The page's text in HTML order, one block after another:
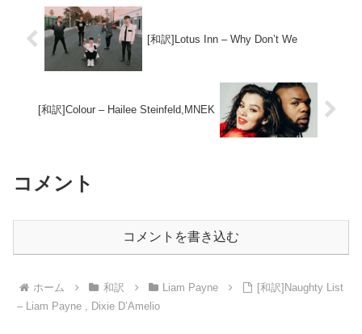
[和訳]Lotus Inn – Why Don’t We
[和訳]Colour – Hailee Steinfeld,MNEK
コメント
コメントを書き込む
ホーム 和訳 Liam Payne
[和訳]Naughty List
– Liam Payne , Dixie D’Amelio